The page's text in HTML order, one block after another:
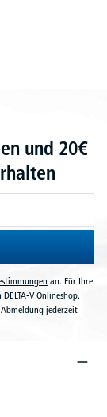
und 20€
an. Für Ihre
V Onlineshop.
Abmeldung jederzeit